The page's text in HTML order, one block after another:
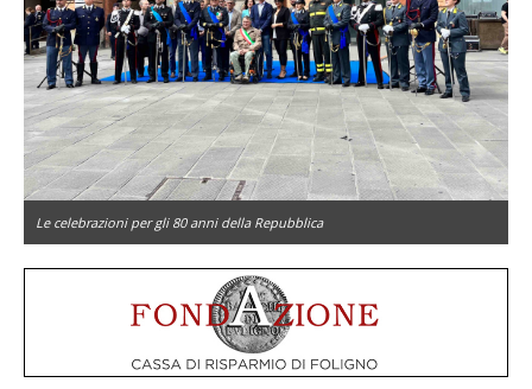
Le celebrazioni per gli 80 anni della Repubblica